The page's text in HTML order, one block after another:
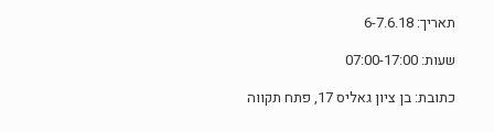
תאריך: 6-7.6.18
שעות: 07:00-17:00
כתובת: בן ציון גאליס 17, פתח תקווה